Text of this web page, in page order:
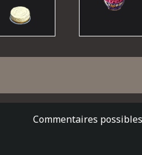
Commentaires